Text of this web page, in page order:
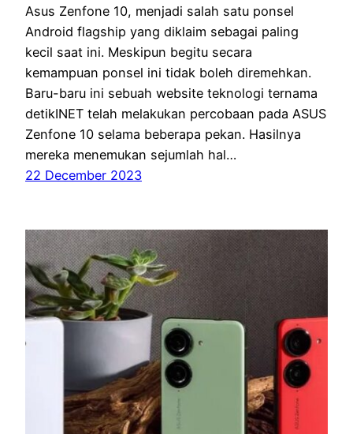
Asus Zenfone 10, menjadi salah satu ponsel
Android flagship yang diklaim sebagai paling
kecil saat ini. Meskipun begitu secara
kemampuan ponsel ini tidak boleh diremehkan.
Baru-baru ini sebuah website teknologi ternama
detikINET telah melakukan percobaan pada ASUS
Zenfone 10 selama beberapa pekan. Hasilnya
mereka menemukan sejumlah hal…
22 December 2023